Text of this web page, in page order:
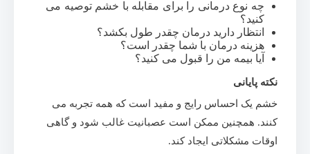
چه نوع درمانی را برای مقابله با خشم توصیه می
کنید؟
انتظار دارید درمان چقدر طول بکشد؟
هزینه درمان با شما چقدر است؟
آیا بیمه من را قبول می کنید؟
نکته پایانی
خشم یک احساس رایج و مفید است که همه تجربه می
کنند. همچنین ممکن است عصبانیت غالب شود و گاهی
اوقات مشکلاتی ایجاد کند.